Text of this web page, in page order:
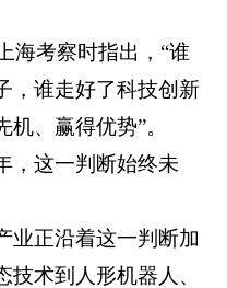
海考察时指出，“谁
，谁走好了科技创新
、赢得优势”。
，这一判断始终未
业正沿着这一判断加
术到人形机器人、